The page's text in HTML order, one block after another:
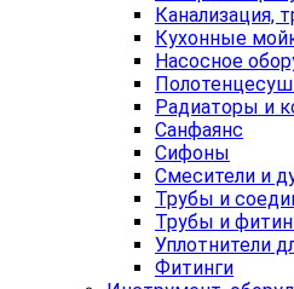
Канализация,
Кухонные
Насосное
Радиаторы и
Санфаянс
Сифоны
Смесители и
Трубы и
Трубы и
Уплотнители
Фитинги